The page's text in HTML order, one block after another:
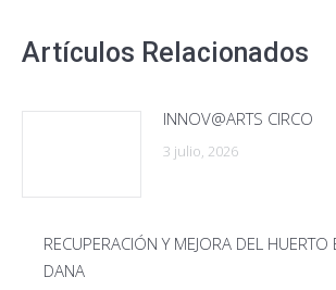
Artículos Relacionados
INNOV@ARTS CIRCO
3 julio, 2026
RECUPERACIÓN Y MEJORA DEL
DANA